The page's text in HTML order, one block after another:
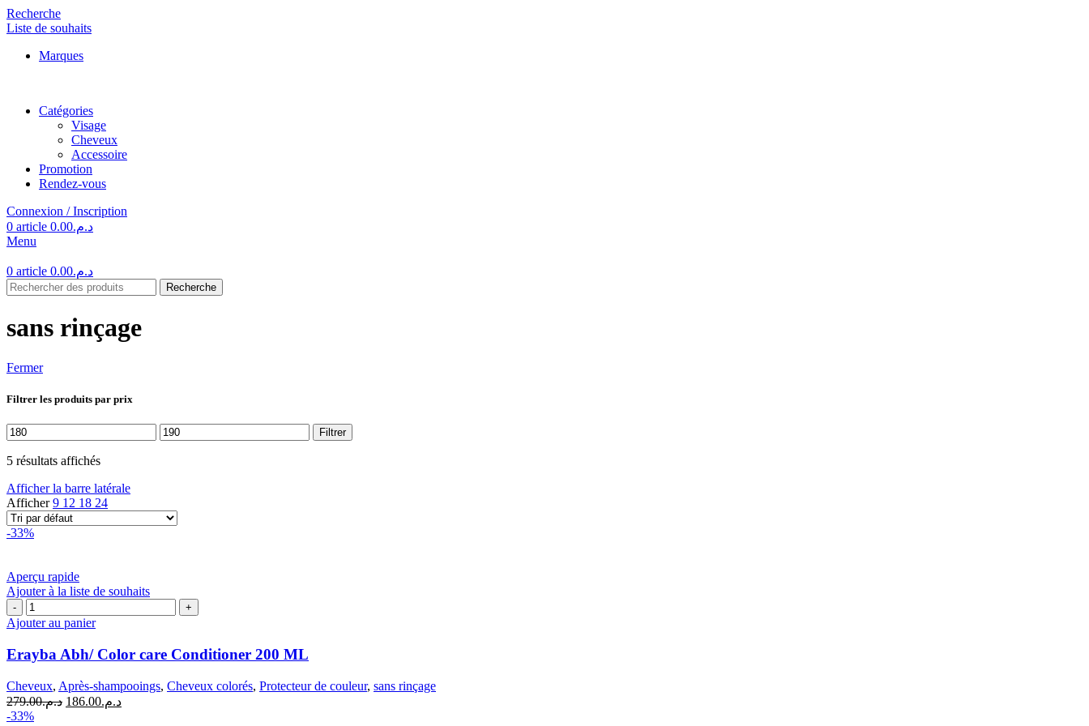
Recherche
Liste de souhaits
Marques
Catégories
Visage
Cheveux
Accessoire
Promotion
Rendez-vous
Connexion / Inscription
0 article د.م.0.00
Menu
0 article د.م.0.00
Recherche
sans rinçage
Fermer
Filtrer les produits par prix
Prix
min
Prix
max
Filtrer
5 résultats affichés
Afficher la barre latérale
Afficher9 12 18 24
-33%
Aperçu rapide
Ajouter à la liste de souhaits
quantité
de
Abh/
Color
Conditioner
200
ML
Ajouter au panier
Erayba Abh/ Color care Conditioner 200 ML
Cheveux, Après-shampooings, Cheveux colorés, Protecteur de couleur, sans rinçage
د.م.279.00
Le
د.م.186.00
Le
-33%